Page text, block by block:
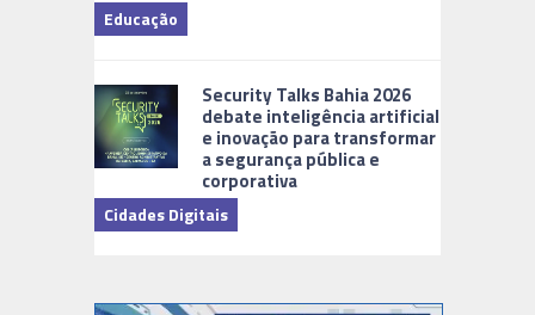
Educação
Security Talks Bahia 2026
debate inteligência artificial
e inovação para transformar
a segurança pública e
corporativa
Cidades Digitais